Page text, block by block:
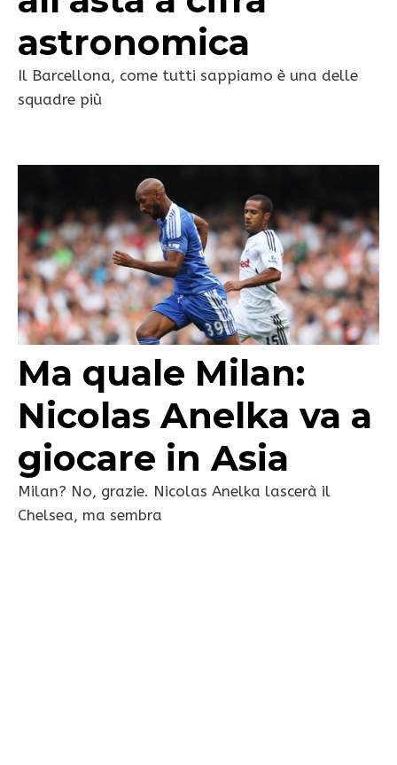
astronomica
Il Barcellona, come tutti sappiamo è una delle
squadre più
Ma quale Milan:
Nicolas Anelka va a
giocare in Asia
Milan? No, grazie. Nicolas Anelka lascerà il
Chelsea, ma sembra